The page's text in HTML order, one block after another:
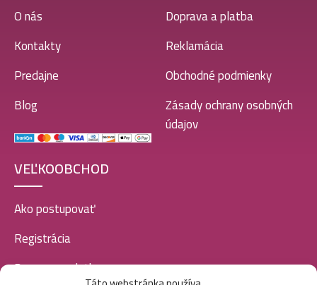
O nás
Kontakty
Predajne
Blog
Doprava a platba
Reklamácia
Obchodné podmienky
Zásady ochrany osobných
údajov
VEĽKOOBCHOD
Ako postupovať
Registrácia
Doprava a platba